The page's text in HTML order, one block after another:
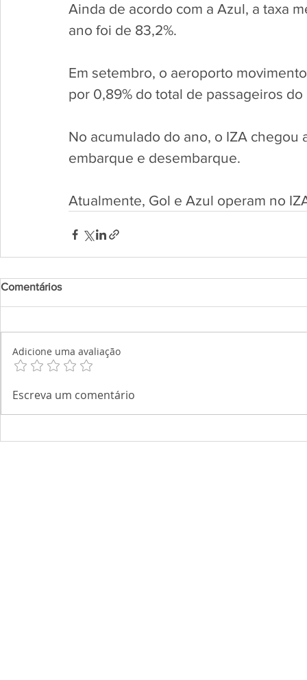
Ainda de acordo com a Azul, a taxa
ano foi de 83,2%.
Em setembro, o aeroporto
por 0,89% do total de passageiros
No acumulado do ano, o IZA chegou
embarque e desembarque.
Atualmente, Gol e Azul operam no
Comentários
Adicione uma avaliação
Escreva um comentário